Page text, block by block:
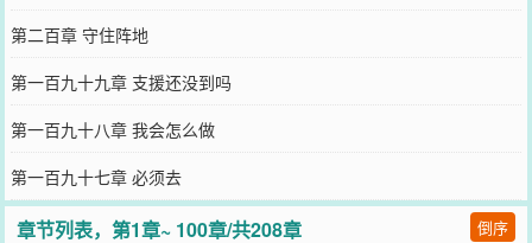
第二百章 守住阵地
第一百九十九章 支援还没到吗
第一百九十八章 我会怎么做
第一百九十七章 必须去
章节列表，第1章~ 100章/共208章 倒序